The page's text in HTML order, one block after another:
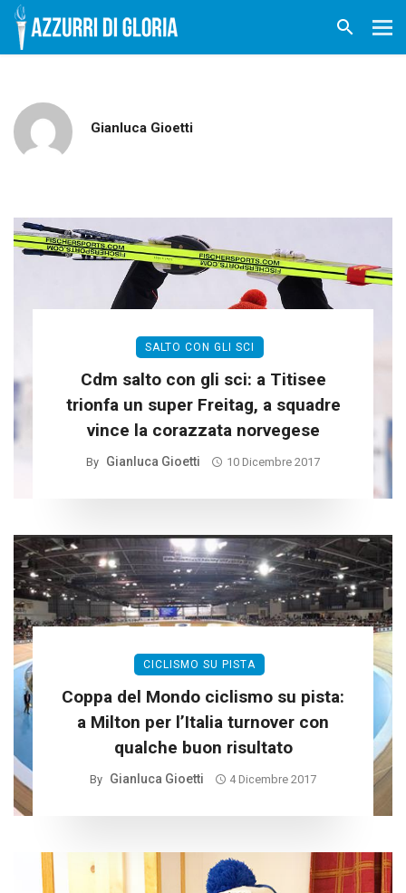
Gianluca Gioetti
SALTO CON GLI SCI
Cdm salto con gli sci: a Titisee
trionfa un super Freitag, a squadre
vince la corazzata norvegese
By Gianluca Gioetti 10 Dicembre 2017
CICLISMO SU PISTA
Coppa del Mondo ciclismo su pista:
a Milton per l’Italia turnover con
qualche buon risultato
By Gianluca Gioetti 4 Dicembre 2017